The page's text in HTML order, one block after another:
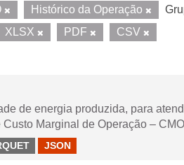
Histórico da Operação
XLSX PDF CSV
de energia produzida, para
Marginal de Operação –
JSON